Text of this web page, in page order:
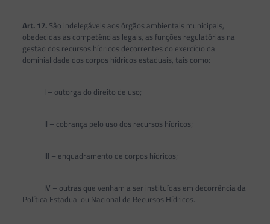
Art. 17.São indelegáveis aos órgãos ambientais municipais,
obedecidas as competências legais, as funções regulatórias na
gestão dos recursos hídricos decorrentes do exercício da
dominialidade dos corpos hídricos estaduais, tais como:
I – outorga do direito de uso;
II – cobrança pelo uso dos recursos hídricos;
III – enquadramento de corpos hídricos;
IV – outras que venham a ser instituídas em decorrência da
Política Estadual ou Nacional de Recursos Hídricos.